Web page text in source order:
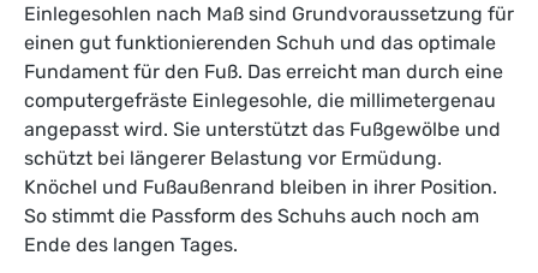
Einlegesohlen nach Maß sind Grundvoraussetzung für
einen gut funktionierenden Schuh und das optimale
Fundament für den Fuß. Das erreicht man durch eine
computergefräste Einlegesohle, die millimetergenau
angepasst wird. Sie unterstützt das Fußgewölbe und
schützt bei längerer Belastung vor Ermüdung.
Knöchel und Fußaußenrand bleiben in ihrer Position.
So stimmt die Passform des Schuhs auch noch am
Ende des langen Tages.